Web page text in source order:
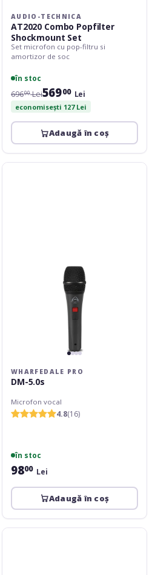
AUDIO-TECHNICA
AT2020 Combo Popfilter
Shockmount Set
Set microfon cu pop-filtru si
amortizor de soc
în stoc
69600Lei56900 Lei
economisești 127 Lei
Adaugă în coș
Wharfedale
WHARFEDALE PRO
DM-5.0s
Microfon vocal
4.8(16)
în stoc
9800 Lei
Adaugă în coș
Nowsonic